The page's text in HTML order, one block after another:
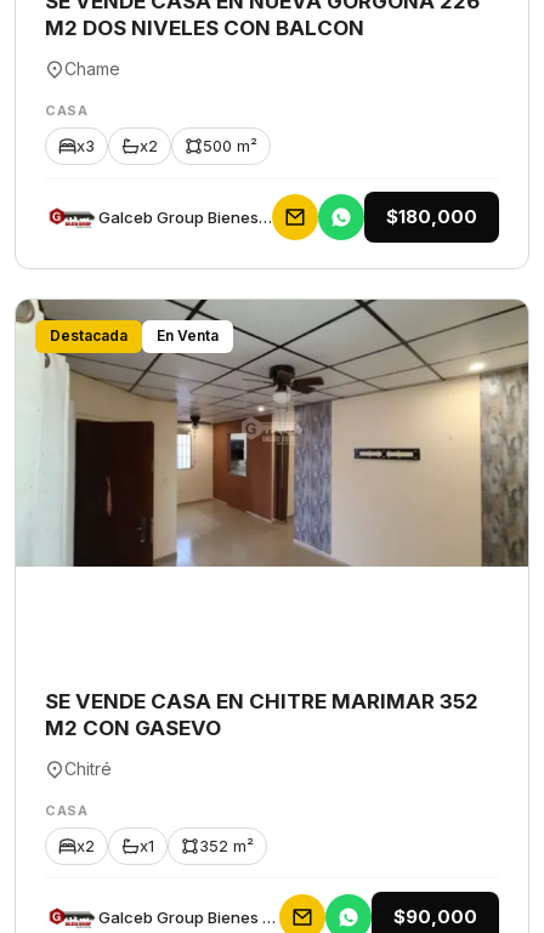
M2 DOS NIVELES CON BALCON
Chame
CASA
x3 x2 500 m²
Galceb Group Bienes Raices $180,000
Destacada En Venta
SE VENDE CASA EN CHITRE MARIMAR 352
M2 CON GASEVO
Chitré
CASA
x2 x1 352 m²
Galceb Group Bienes Raices $90,000